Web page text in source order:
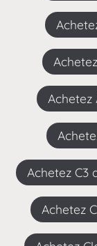
Achetez C3
Achetez